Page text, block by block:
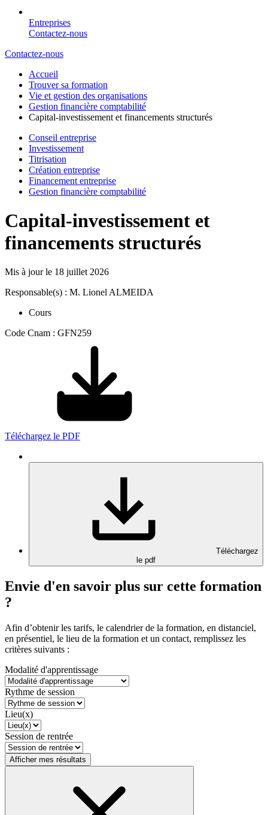
Entreprises
Contactez-nous
Contactez-nous
Accueil
Trouver sa formation
Vie et gestion des organisations
Gestion financière comptabilité
Capital-investissement et financements structurés
Conseil entreprise
Investissement
Titrisation
Création entreprise
Financement entreprise
Gestion financière comptabilité
Capital-investissement et
financements structurés
Mis à jour le 18 juillet 2026
Responsable(s) : M. Lionel ALMEIDA
Cours
Code Cnam : GFN259
Téléchargez le PDF
Téléchargez
le pdf
Envie d'en savoir plus sur cette formation
?
Afin d’obtenir les tarifs, le calendrier de la formation, en distanciel,
en présentiel, le lieu de la formation et un contact, remplissez les
critères suivants :
Modalité d'apprentissage
Rythme de session
Lieu(x)
Session de rentrée
Afficher mes résultats